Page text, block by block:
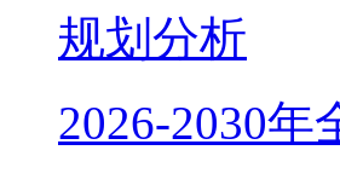
规划分析
2026-2030